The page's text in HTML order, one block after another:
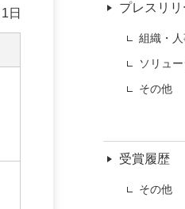
日
プレスリリ
組織・
ソリュ
その他
受賞履歴
その他